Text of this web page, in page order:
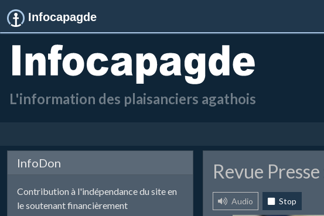
Infocapagde
L'information des plaisanciers agathois
InfoDon
Contribution à l'indépendance du site en
le soutenant financièrement
Revue Presse
Audio Stop